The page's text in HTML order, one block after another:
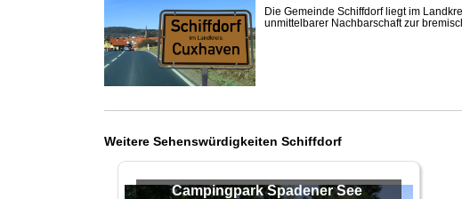
Die Gemeinde Schiffdorf liegt im
unmittelbarer Nachbarschaft zur
Weitere Sehenswürdigkeiten Schiffdorf
Campingpark Spadener See